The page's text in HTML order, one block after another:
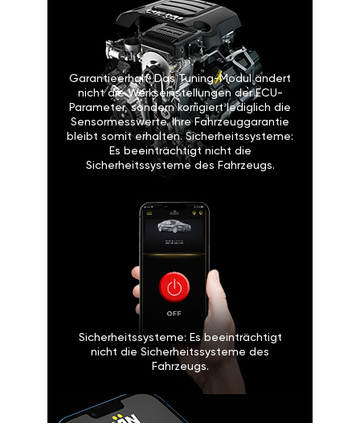
Garantieerhalt: Das Tuning-Modul ändert
nicht die Werkseinstellungen der ECU-
Parameter, sondern korrigiert lediglich die
Sensormesswerte. Ihre Fahrzeuggarantie
bleibt somit erhalten. Sicherheitssysteme:
Es beeinträchtigt nicht die
Sicherheitssysteme des Fahrzeugs.
Sicherheitssysteme: Es beeinträchtigt
nicht die Sicherheitssysteme des
Fahrzeugs.